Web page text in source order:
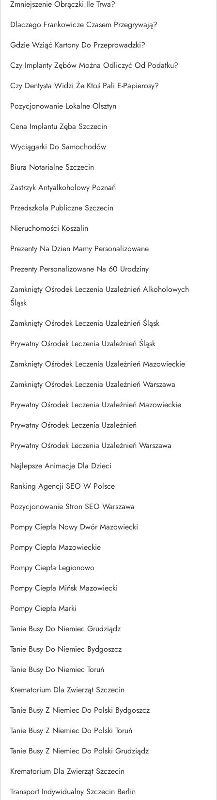
Zmniejszenie Obrączki Ile Trwa?
Dlaczego Frankowicze Czasem Przegrywają?
Gdzie Wziąć Kartony Do Przeprowadzki?
Czy Implanty Zębów Można Odliczyć Od Podatku?
Czy Dentysta Widzi Że Ktoś Pali E-Papierosy?
Pozycjonowanie Lokalne Olsztyn
Cena Implantu Zęba Szczecin
Wyciągarki Do Samochodów
Biura Notarialne Szczecin
Zastrzyk Antyalkoholowy Poznań
Przedszkola Publiczne Szczecin
Nieruchomości Koszalin
Prezenty Na Dzien Mamy Personalizowane
Prezenty Personalizowane Na 60 Urodziny
Zamknięty Ośrodek Leczenia Uzależnień Alkoholowych
Śląsk
Zamknięty Ośrodek Leczenia Uzależnień Śląsk
Prywatny Ośrodek Leczenia Uzależnień Śląsk
Zamknięty Ośrodek Leczenia Uzależnień Mazowieckie
Zamknięty Ośrodek Leczenia Uzależnień Warszawa
Prywatny Ośrodek Leczenia Uzależnień Mazowieckie
Prywatny Ośrodek Leczenia Uzależnień
Prywatny Ośrodek Leczenia Uzależnień Warszawa
Najlepsze Animacje Dla Dzieci
Ranking Agencji SEO W Polsce
Pozycjonowanie Stron SEO Warszawa
Pompy Ciepła Nowy Dwór Mazowiecki
Pompy Ciepła Mazowieckie
Pompy Ciepła Legionowo
Pompy Ciepła Mińsk Mazowiecki
Pompy Ciepła Marki
Tanie Busy Do Niemiec Grudziądz
Tanie Busy Do Niemiec Bydgoszcz
Tanie Busy Do Niemiec Toruń
Krematorium Dla Zwierząt Szczecin
Tanie Busy Z Niemiec Do Polski Bydgoszcz
Tanie Busy Z Niemiec Do Polski Toruń
Tanie Busy Z Niemiec Do Polski Grudziądz
Krematorium Dla Zwierząt Szczecin
Transport Indywidualny Szczecin Berlin